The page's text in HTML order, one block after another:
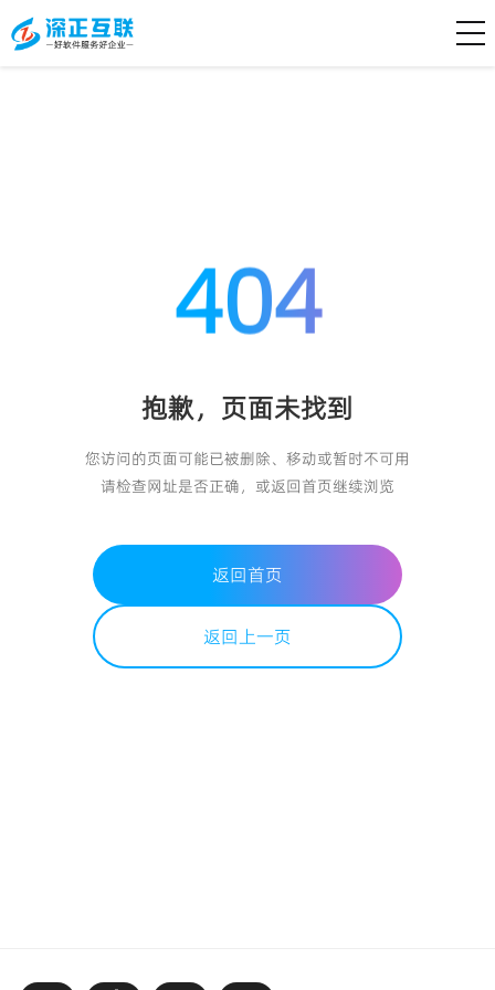
404
抱歉，页面未找到
您访问的页面可能已被删除、移动或暂时不可用
请检查网址是否正确，或返回首页继续浏览
返回首页
返回上一页